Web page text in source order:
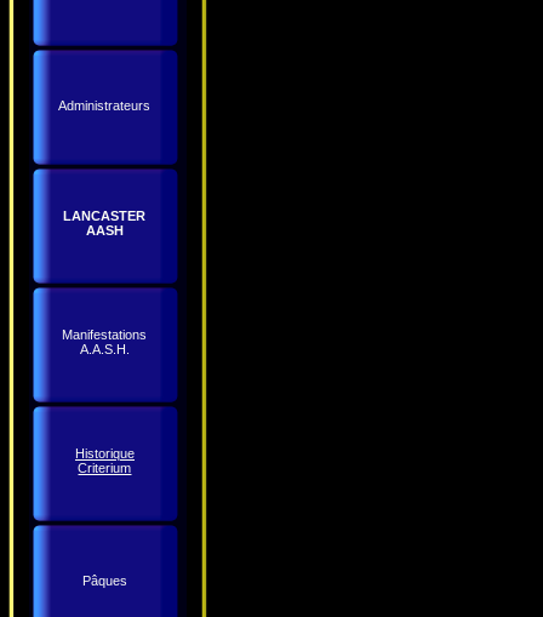
Administrateurs
LANCASTER
AASH
Manifestations
A.A.S.H.
Historique
Criterium
Pâques